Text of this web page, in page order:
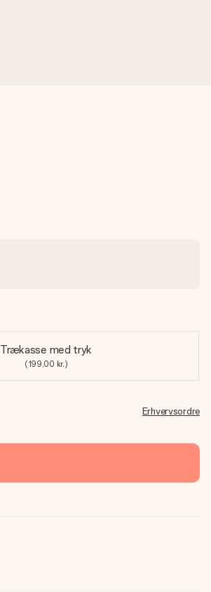
Trækasse med tryk
(199,00 kr.)
Erhvervsordre